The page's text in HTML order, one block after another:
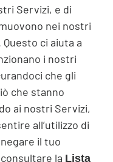
Servizi, e di
nei nostri
ci aiuta a
i nostri
che gli
che stanno
ai nostri Servizi,
all’utilizzo di
il tuo
la Lista